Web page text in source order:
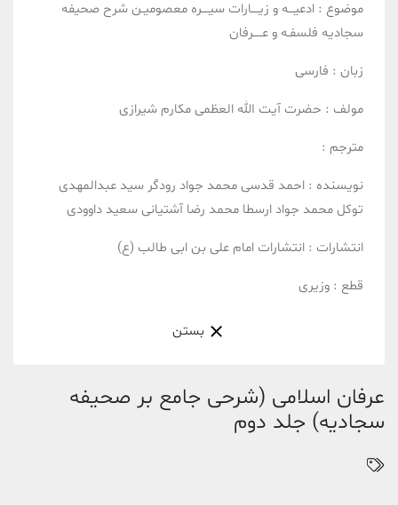
عرفان اسلامی (شرحی جامع بر صحیفه
سجادیه) جلد دوم
موضوع : ادعیـــه و زیــــارات سیــــره معصومیـن شرح صحیفه
سجادیه فلسفـه و عـــــرفان
زبان : فارسی
مولف : حضرت آیت الله العظمی مکارم شیرازی
مترجم :
نویسنده : احمد قدسی محمد جواد رودگرسید عبدالمهدی
توکل محمد جواد ارسطا محمد رضا آشتیانی سعید داوودی
انتشارات : انتشارات امام علی بن ابی طالب (ع)
قطع : وزیری
بستن